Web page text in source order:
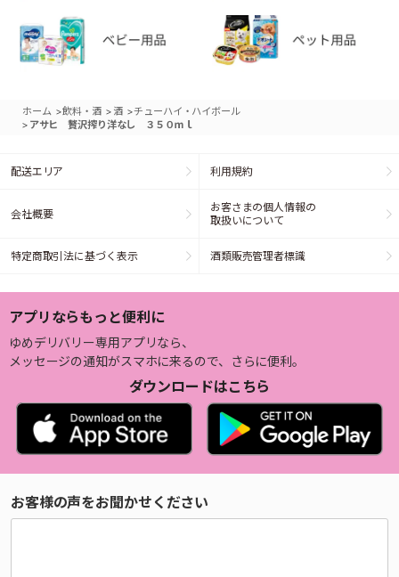
ホーム >飲料・酒 > 酒 >チューハイ・ハイボール
> アサヒ 贅沢搾り洋なし ３５０ｍｌ
配送エリア 利用規約
会社概要
お客さまの個人情報の
取扱いについて
特定商取引法に基づく表示 酒類販売管理者標識
アプリならもっと便利に
ゆめデリバリー専用アプリなら、
メッセージの通知がスマホに来るので、さらに便利。
ダウンロードはこちら
お客様の声をお聞かせください